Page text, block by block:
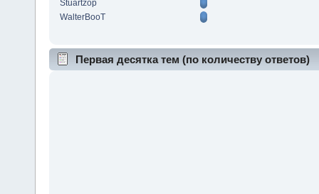
Stuartzop
WalterBooT
Первая десятка тем (по количеству ответов)